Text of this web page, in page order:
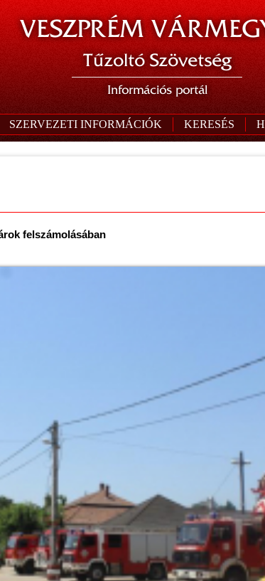
VESZPRÉM
Tűzoltó Szövetség
Információs portál
SZERVEZETI INFORMÁCIÓK KERESÉS
felszámolásában